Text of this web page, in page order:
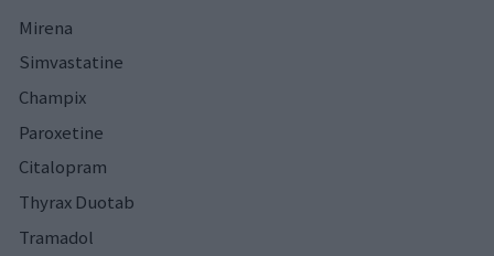
Mirena
Simvastatine
Champix
Paroxetine
Citalopram
Thyrax Duotab
Tramadol